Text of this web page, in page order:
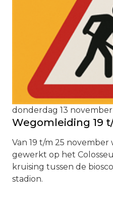
donderdag 13
Wegomleiding 19
Van 19 t/m 25
gewerkt op het
kruising tussen de
stadion.